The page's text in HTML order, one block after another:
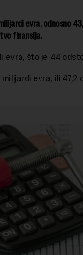
evra, odnosno
finansija.
evra, što je 44
evra, ili 47,2